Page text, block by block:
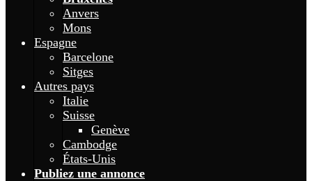
Anvers
Mons
Espagne
Barcelone
Sitges
Autres pays
Italie
Suisse
Genève
Cambodge
États-Unis
Publiez une annonce